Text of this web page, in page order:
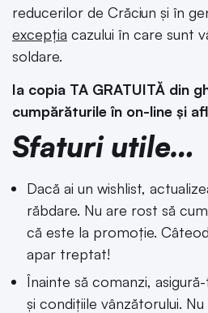
reducerilor de Crăciun și în
excepția cazului în care sunt
soldare.
Ia copia TA GRATUITĂ din
cumpărăturile în on-line și
Sfaturi utile…
Dacă ai un wishlist,
răbdare. Nu are rost să
că este la promoție.
apar treptat!
Înainte să comanzi,
și condițiile vânzătorului.